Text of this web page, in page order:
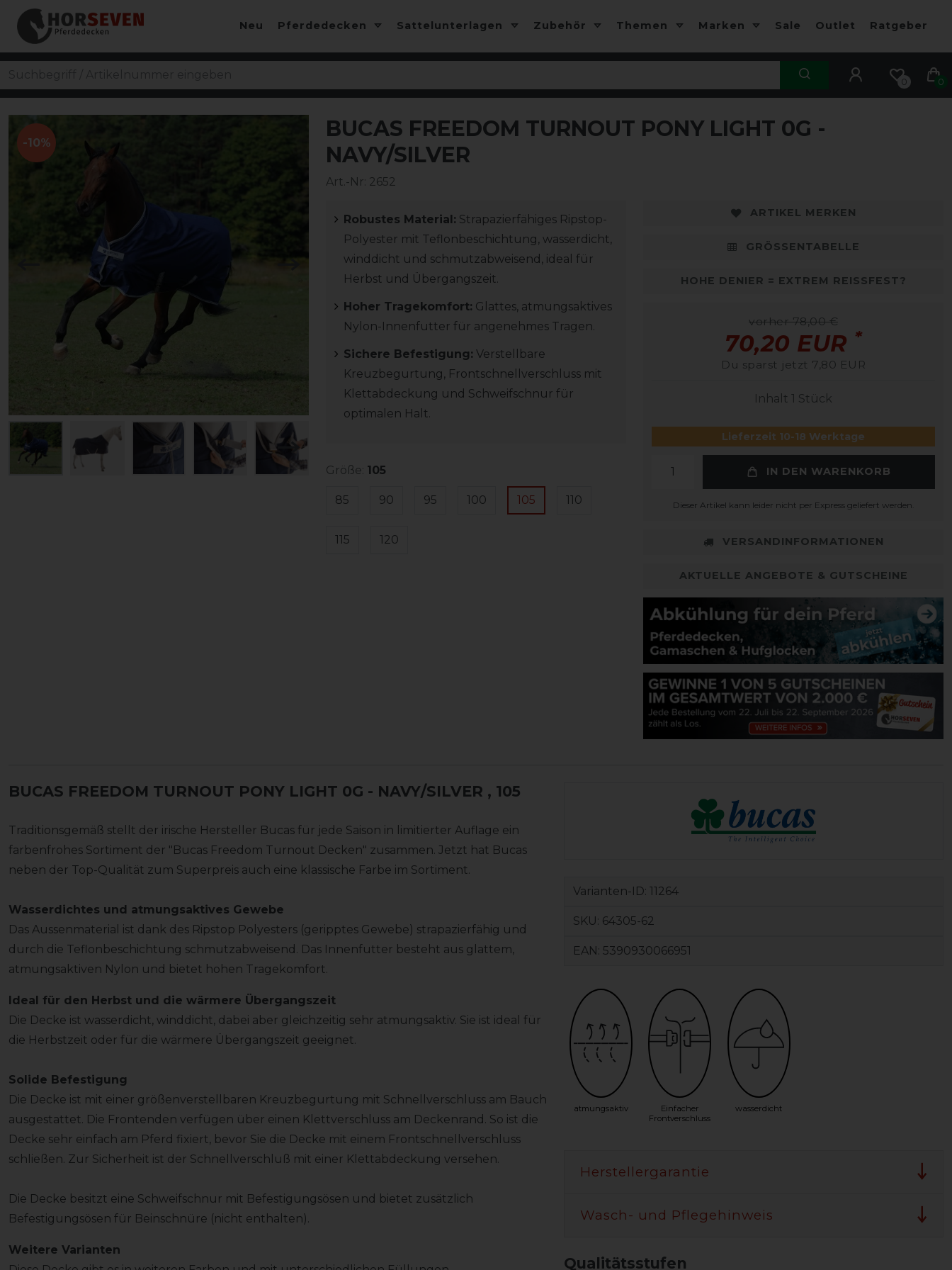
Neu Pferdedecken Sattelunterlagen Zubehör Themen Marken Sale Outlet Ratgeber
0 0
-10%
BUCAS FREEDOM TURNOUT PONY LIGHT 0G -
NAVY/SILVER
Art.-Nr: 2652
Robustes Material: Strapazierfähiges Ripstop-
Polyester mit Teflonbeschichtung, wasserdicht,
winddicht und schmutzabweisend, ideal für
Herbst und Übergangszeit.
Hoher Tragekomfort: Glattes, atmungsaktives
Nylon-Innenfutter für angenehmes Tragen.
Sichere Befestigung: Verstellbare
Kreuzbegurtung, Frontschnellverschluss mit
Klettabdeckung und Schweifschnur für
optimalen Halt.
Größe: 105
85 90 95 100 105 110
115 120
ARTIKEL MERKEN
GRÖSSENTABELLE
HOHE DENIER = EXTREM REISSFEST?
vorher 78,00 €
70,20 EUR *
Du sparst jetzt 7,80 EUR
Inhalt 1 Stück
Lieferzeit 10-18 Werktage
IN DEN WARENKORB
Dieser Artikel kann leider nicht per Express geliefert werden.
VERSANDINFORMATIONEN
AKTUELLE ANGEBOTE & GUTSCHEINE
BUCAS FREEDOM TURNOUT PONY LIGHT 0G - NAVY/SILVER , 105
Traditionsgemäß stellt der irische Hersteller Bucas für jede Saison in limitierter Auflage ein
farbenfrohes Sortiment der "Bucas Freedom Turnout Decken" zusammen. Jetzt hat Bucas
neben der Top-Qualität zum Superpreis auch eine klassische Farbe im Sortiment.
Wasserdichtes und atmungsaktives Gewebe
Das Aussenmaterial ist dank des Ripstop Polyesters (geripptes Gewebe) strapazierfähig und
durch die Teflonbeschichtung schmutzabweisend. Das Innenfutter besteht aus glattem,
atmungsaktiven Nylon und bietet hohen Tragekomfort.
Ideal für den Herbst und die wärmere Übergangszeit
Die Decke ist wasserdicht, winddicht, dabei aber gleichzeitig sehr atmungsaktiv. Sie ist ideal für
die Herbstzeit oder für die wärmere Übergangszeit geeignet.
Solide Befestigung
Die Decke ist mit einer größenverstellbaren Kreuzbegurtung mit Schnellverschluss am Bauch
ausgestattet. Die Frontenden verfügen über einen Klettverschluss am Deckenrand. So ist die
Decke sehr einfach am Pferd fixiert, bevor Sie die Decke mit einem Frontschnellverschluss
schließen. Zur Sicherheit ist der Schnellverschluß mit einer Klettabdeckung versehen.
Die Decke besitzt eine Schweifschnur mit Befestigungsösen und bietet zusätzlich
Befestigungsösen für Beinschnüre (nicht enthalten).
Weitere Varianten
Varianten-ID: 11264
SKU: 64305-62
EAN: 5390930066951
atmungsaktiv
Einfacher
Frontverschluss
wasserdicht
Herstellergarantie
Wasch- und Pflegehinweis
Qualitätsstufen